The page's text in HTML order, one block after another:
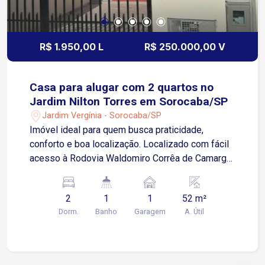
R$ 1.950,00 L R$ 250.000,00 V
Casa para alugar com 2 quartos no
Jardim Nilton Torres em Sorocaba/SP
Jardim Vergínia - Sorocaba/SP
Imóvel ideal para quem busca praticidade,
conforto e boa localização. Localizado com fácil
acesso à Rodovia Waldomiro Corrêa de Camargo,
de Saúde da Família e diversos comércios locais.
Sobre o imóvel: Sala de estar Cozinha com
gabinete Banheiro amplo Corredor interno
2
Dorm.
1
Banho
1
Garagem
52 m²
A. Útil